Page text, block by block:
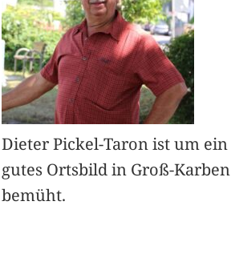
Dieter Pickel-Taron ist um ein
gutes Ortsbild in Groß-Karben
bemüht.